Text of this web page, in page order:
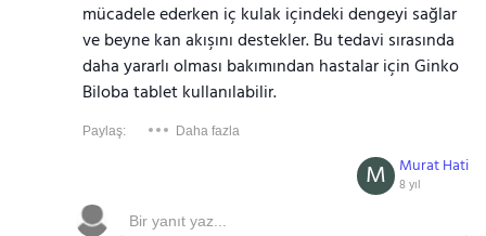
mücadele ederken iç kulak içindeki dengeyi sağlar
ve beyne kan akışını destekler. Bu tedavi sırasında
daha yararlı olması bakımından hastalar için Ginko
Biloba tablet kullanılabilir.
Paylaş: Daha fazla
Murat Hati
8 yıl
M